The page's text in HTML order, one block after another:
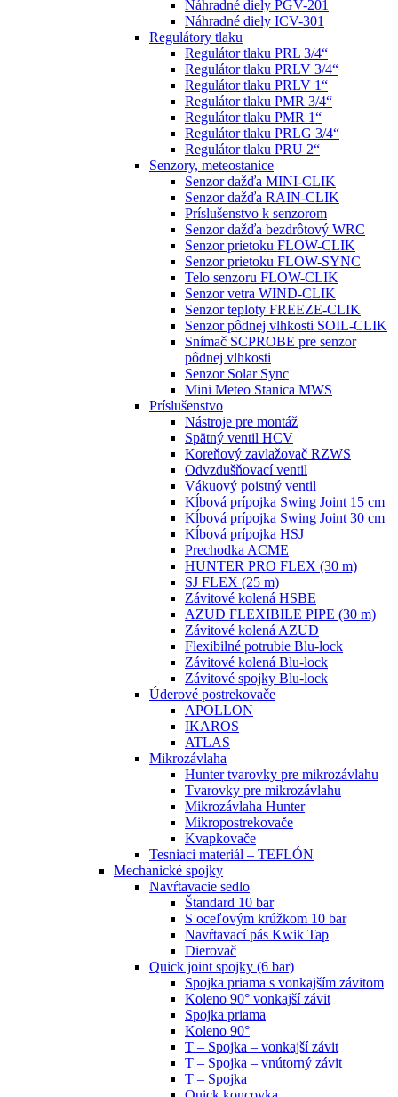
Náhradné diely PGV-201
Náhradné diely ICV-301
Regulátory tlaku
Regulátor tlaku PRL 3/4“
Regulátor tlaku PRLV 3/4“
Regulátor tlaku PRLV 1“
Regulátor tlaku PMR 3/4“
Regulátor tlaku PMR 1“
Regulátor tlaku PRLG 3/4“
Regulátor tlaku PRU 2“
Senzory, meteostanice
Senzor dažďa MINI-CLIK
Senzor dažďa RAIN-CLIK
Príslušenstvo k senzorom
Senzor dažďa bezdrôtový WRC
Senzor prietoku FLOW-CLIK
Senzor prietoku FLOW-SYNC
Telo senzoru FLOW-CLIK
Senzor vetra WIND-CLIK
Senzor teploty FREEZE-CLIK
Senzor pôdnej vlhkosti SOIL-CLIK
Snímač SCPROBE pre senzor
pôdnej vlhkosti
Senzor Solar Sync
Mini Meteo Stanica MWS
Príslušenstvo
Nástroje pre montáž
Spätný ventil HCV
Koreňový zavlažovač RZWS
Odvzdušňovací ventil
Vákuový poistný ventil
Kĺbová prípojka Swing Joint 15 cm
Kĺbová prípojka Swing Joint 30 cm
Kĺbová prípojka HSJ
Prechodka ACME
HUNTER PRO FLEX (30 m)
SJ FLEX (25 m)
Závitové kolená HSBE
AZUD FLEXIBILE PIPE (30 m)
Závitové kolená AZUD
Flexibilné potrubie Blu-lock
Závitové kolená Blu-lock
Závitové spojky Blu-lock
Úderové postrekovače
APOLLON
IKAROS
ATLAS
Mikrozávlaha
Hunter tvarovky pre mikrozávlahu
Tvarovky pre mikrozávlahu
Mikrozávlaha Hunter
Mikropostrekovače
Kvapkovače
Tesniaci materiál – TEFLÓN
Mechanické spojky
Navŕtavacie sedlo
Štandard 10 bar
S oceľovým krúžkom 10 bar
Navŕtavací pás Kwik Tap
Dierovač
Quick joint spojky (6 bar)
Spojka priama s vonkajším závitom
Koleno 90° vonkajší závit
Spojka priama
Koleno 90°
T – Spojka – vonkajší závit
T – Spojka – vnútorný závit
T – Spojka